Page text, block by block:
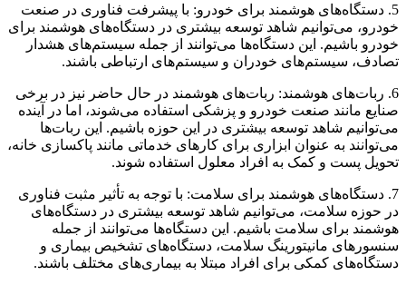
5. دستگاه‌های هوشمند برای خودرو: با پیشرفت فناوری در صنعت
خودرو، می‌توانیم شاهد توسعه بیشتری در دستگاه‌های هوشمند برای
خودرو باشیم. این دستگاه‌ها می‌توانند از جمله سیستم‌های هشدار
تصادف، سیستم‌های خودران و سیستم‌های ارتباطی باشند.
6. ربات‌های هوشمند: ربات‌های هوشمند در حال حاضر نیز در برخی
صنایع مانند صنعت خودرو و پزشکی استفاده می‌شوند، اما در آینده
می‌توانیم شاهد توسعه بیشتری در این حوزه باشیم. این ربات‌ها
می‌توانند به عنوان ابزاری برای کارهای خدماتی مانند پاکسازی خانه،
تحویل پست و کمک به افراد معلول استفاده شوند.
7. دستگاه‌های هوشمند برای سلامت: با توجه به تأثیر مثبت فناوری
در حوزه سلامت، می‌توانیم شاهد توسعه بیشتری در دستگاه‌های
هوشمند برای سلامت باشیم. این دستگاه‌ها می‌توانند از جمله
سنسورهای مانیتورینگ سلامت، دستگاه‌های تشخیص بیماری و
دستگاه‌های کمکی برای افراد مبتلا به بیماری‌های مختلف باشند.